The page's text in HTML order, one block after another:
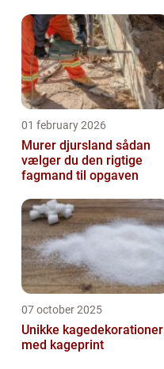
01 february 2026
Murer djursland sådan
vælger du den rigtige
fagmand til opgaven
07 october 2025
Unikke kagedekorationer
med kageprint